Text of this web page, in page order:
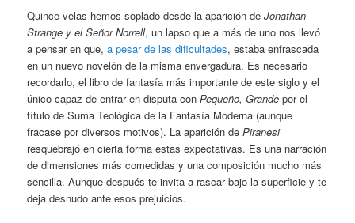
Quince velas hemos soplado desde la aparición deJonathan
Strange y el Señor Norrell, un lapso que a más de uno nos llevó
a pensar en que,a pesar de las dificultades, estaba enfrascada
en un nuevo novelón de la misma envergadura. Es necesario
recordarlo, el libro de fantasía más importante de este siglo y el
único capaz de entrar en disputa conPequeño, Grande por el
título de Suma Teológica de la Fantasía Moderna (aunque
fracase por diversos motivos). La aparición dePiranesi
resquebrajó en cierta forma estas expectativas. Es una narración
de dimensiones más comedidas y una composición mucho más
sencilla. Aunque después te invita a rascar bajo la superficie y te
deja desnudo ante esos prejuicios.